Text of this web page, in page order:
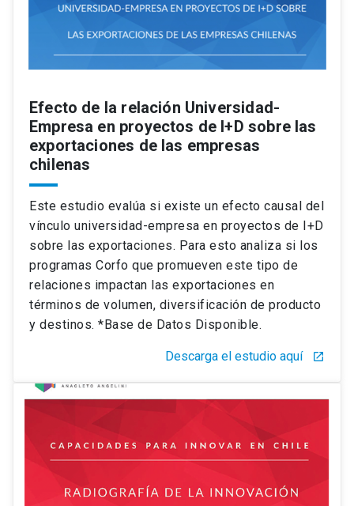
Efecto de la relación Universidad-
Empresa en proyectos de I+D sobre las
exportaciones de las empresas
chilenas
Este estudio evalúa si existe un efecto causal del
vínculo universidad-empresa en proyectos de I+D
sobre las exportaciones. Para esto analiza si los
programas Corfo que promueven este tipo de
relaciones impactan las exportaciones en
términos de volumen, diversificación de producto
y destinos. *Base de Datos Disponible.
Descarga el estudio aquí launch